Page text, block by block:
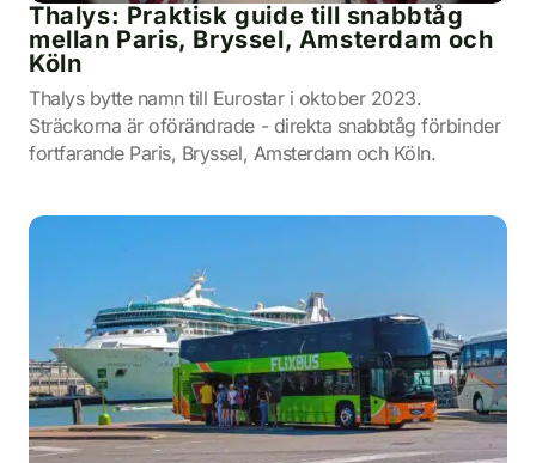
Thalys: Praktisk guide till snabbtåg
mellan Paris, Bryssel, Amsterdam och
Köln
Thalys bytte namn till Eurostar i oktober 2023.
Sträckorna är oförändrade - direkta snabbtåg förbinder
fortfarande Paris, Bryssel, Amsterdam och Köln.